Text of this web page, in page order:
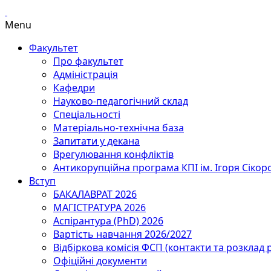
Menu
Факультет
Про факультет
Адміністрація
Кафедри
Науково-педагогічний склад
Спеціальності
Матеріально-технічна база
Запитати у декана
Врегулювання конфліктів
Антикорупційна програма КПІ ім. Ігоря
Вступ
БАКАЛАВРАТ 2026
МАГІСТРАТУРА 2026
Аспірантура (PhD) 2026
Вартість навчання 2026/2027
Відбіркова комісія ФСП (контакти та розклад
Офіційні документи